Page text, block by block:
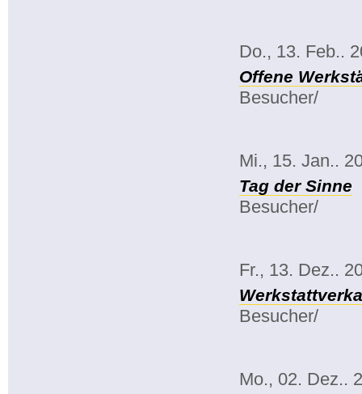
Do., 13. Feb..
Offene
Besucher/
Mi., 15. Jan..
Tag der Sinne
Besucher/
Fr., 13. Dez..
Besucher/
Mo., 02. Dez..